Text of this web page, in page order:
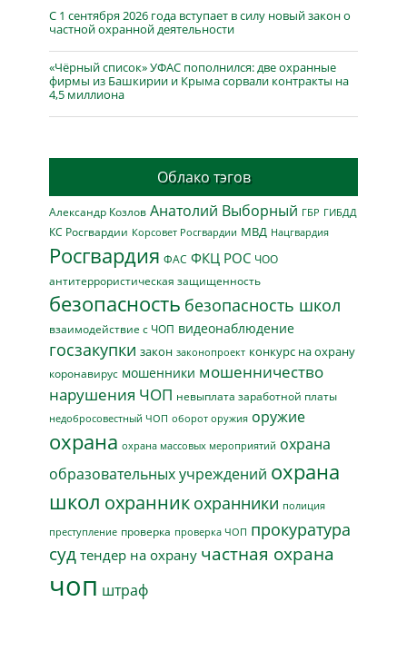
С 1 сентября 2026 года вступает в силу новый закон о
частной охранной деятельности
«Чёрный список» УФАС пополнился: две охранные
фирмы из Башкирии и Крыма сорвали контракты на
4,5 миллиона
Облако тэгов
Александр Козлов Анатолий Выборный ГБР ГИБДД
КС Росгвардии Корсовет Росгвардии МВД Нацгвардия
Росгвардия ФАС ФКЦ РОС ЧОО
антитеррористическая защищенность
безопасность безопасность школ
взаимодействие с ЧОП видеонаблюдение
госзакупки закон законопроект конкурс на охрану
коронавирус мошенники мошенничество
нарушения ЧОП невыплата заработной платы
недобросовестный ЧОП оборот оружия оружие
охрана охрана массовых мероприятий охрана
образовательных учреждений охрана
школ охранник охранники полиция
преступление проверка проверка ЧОП прокуратура
суд тендер на охрану частная охрана
чоп штраф